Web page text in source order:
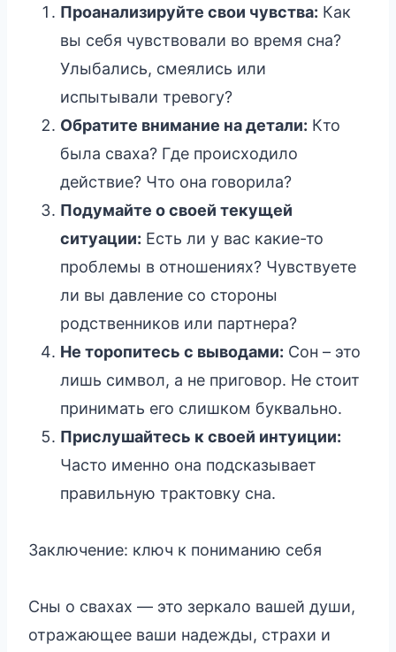
Проанализируйте свои чувства: Как
вы себя чувствовали во время сна?
Улыбались, смеялись или
испытывали тревогу?
Обратите внимание на детали: Кто
была сваха? Где происходило
действие? Что она говорила?
Подумайте о своей текущей
ситуации: Есть ли у вас какие-то
проблемы в отношениях? Чувствуете
ли вы давление со стороны
родственников или партнера?
Не торопитесь с выводами: Сон – это
лишь символ, а не приговор. Не стоит
принимать его слишком буквально.
Прислушайтесь к своей интуиции:
Часто именно она подсказывает
правильную трактовку сна.
Заключение: ключ к пониманию себя
Сны о свахах — это зеркало вашей души,
отражающее ваши надежды, страхи и